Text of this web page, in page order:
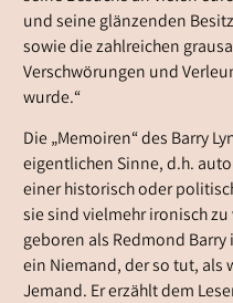
und seine glänzenden
sowie die zahlreichen
Verschwörungen und
wurde.“
Die „Memoiren“ des Barry
eigentlichen Sinne, d.h.
einer historisch oder
sie sind vielmehr ironisch
geboren als Redmond
ein Niemand, der so tut, als
Jemand. Er erzählt dem